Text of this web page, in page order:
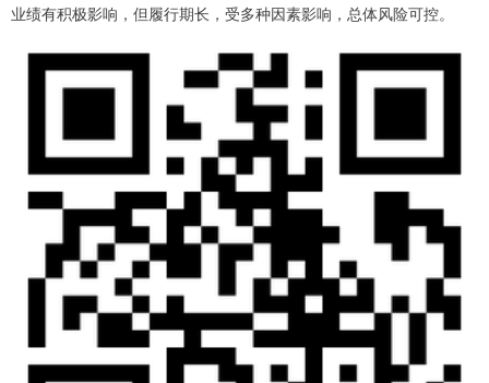
业绩有积极影响，但履行期长，受多种因素影响，总体风险可控。